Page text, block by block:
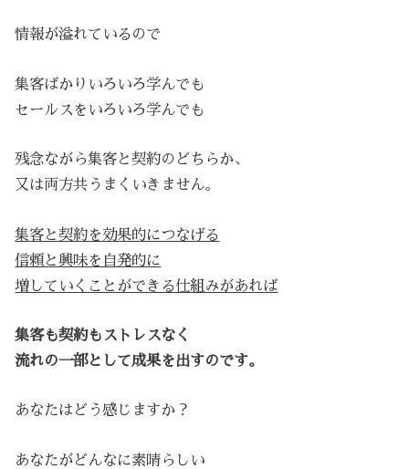
情報が溢れているので
集客ばかりいろいろ学んでも
セールスをいろいろ学んでも
残念ながら集客と契約のどちらか、
又は両方共うまくいきません。
集客と契約を効果的につなげる
信頼と興味を自発的に
増していくことができる仕組みがあれば
集客も契約もストレスなく
流れの一部として成果を出すのです。
あなたはどう感じますか？
あなたがどんなに素晴らしい